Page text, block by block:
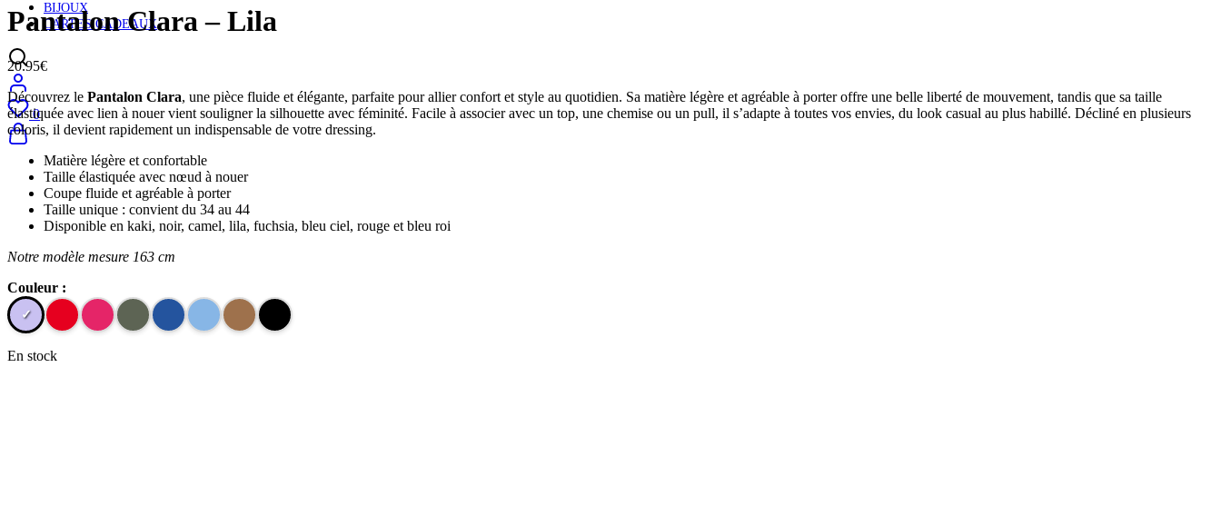
BIJOUX
CARTES CADEAUX
0
Pantalon Clara – Lila
20.95€
Découvrez le Pantalon Clara, une pièce fluide et élégante, parfaite pour allier confort et style au quotidien. Sa matière légère et agréable à porter offre une belle liberté de mouvement, tandis que sa taille
élastiquée avec lien à nouer vient souligner la silhouette avec féminité. Facile à associer avec un top, une chemise ou un pull, il s’adapte à toutes vos envies, du look casual au plus habillé. Décliné en plusieurs
coloris, il devient rapidement un indispensable de votre dressing.
Matière légère et confortable
Taille élastiquée avec nœud à nouer
Coupe fluide et agréable à porter
Taille unique : convient du 34 au 44
Disponible en kaki, noir, camel, lila, fuchsia, bleu ciel, rouge et bleu roi
Notre modèle mesure 163 cm
Couleur :
En stock